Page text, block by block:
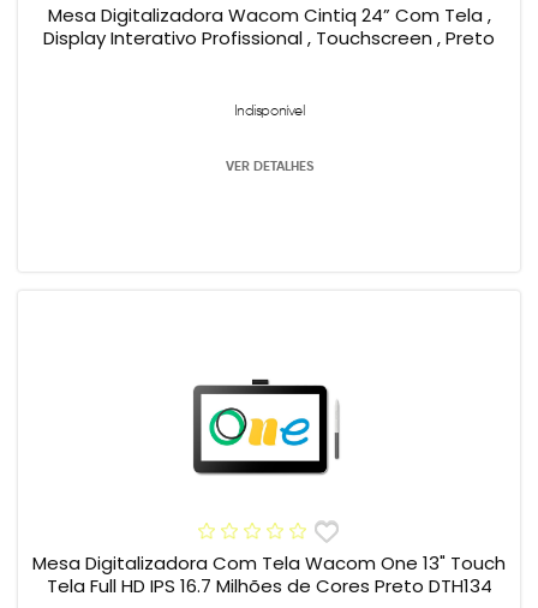
Mesa Digitalizadora Wacom Cintiq 24” Com Tela ,
Display Interativo Profissional , Touchscreen , Preto
Indisponível
VER DETALHES
Mesa Digitalizadora Com Tela Wacom One 13" Touch
Tela Full HD IPS 16.7 Milhões de Cores Preto DTH134